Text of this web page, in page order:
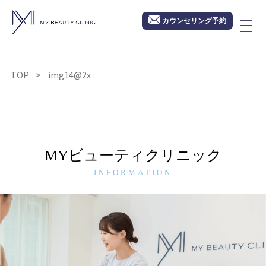
カウンセリング予約
TOP img14@2x
MYビューティクリニック
INFORMATION